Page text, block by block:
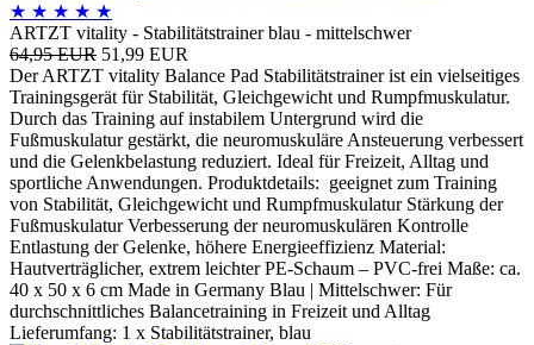
★ ★ ★ ★ ★
ARTZT vitality - Stabilitätstrainer blau - mittelschwer
64,95 EUR 51,99 EUR
Der ARTZT vitality Balance Pad Stabilitätstrainer ist ein vielseitiges
Trainingsgerät für Stabilität, Gleichgewicht und Rumpfmuskulatur.
Durch das Training auf instabilem Untergrund wird die
Fußmuskulatur gestärkt, die neuromuskuläre Ansteuerung verbessert
und die Gelenkbelastung reduziert. Ideal für Freizeit, Alltag und
sportliche Anwendungen. Produktdetails: geeignet zum Training
von Stabilität, Gleichgewicht und Rumpfmuskulatur Stärkung der
Fußmuskulatur Verbesserung der neuromuskulären Kontrolle
Entlastung der Gelenke, höhere Energieeffizienz Material:
Hautverträglicher, extrem leichter PE-Schaum – PVC-frei Maße: ca.
40 x 50 x 6 cm Made in Germany Blau | Mittelschwer: Für
durchschnittliches Balancetraining in Freizeit und Alltag
Lieferumfang: 1 x Stabilitätstrainer, blau